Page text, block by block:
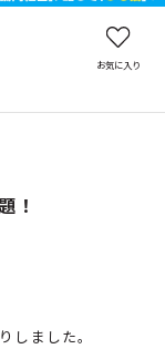
お気に入り
！
しました。